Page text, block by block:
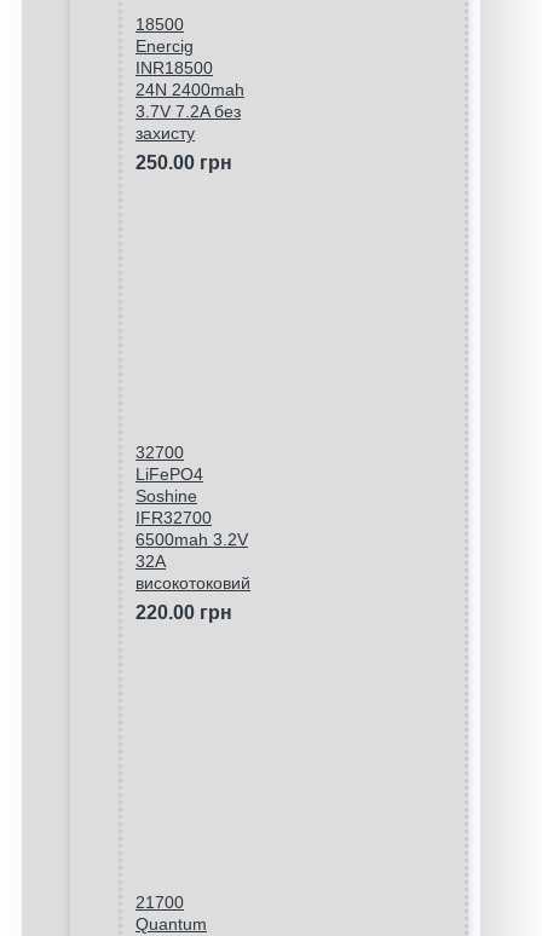
18500
Enercig
INR18500
24N 2400mah
3.7V 7.2A без
захисту
250.00 грн
32700
LiFePO4
Soshine
IFR32700
6500mah 3.2V
32A
високотоковий
220.00 грн
21700
Quantum